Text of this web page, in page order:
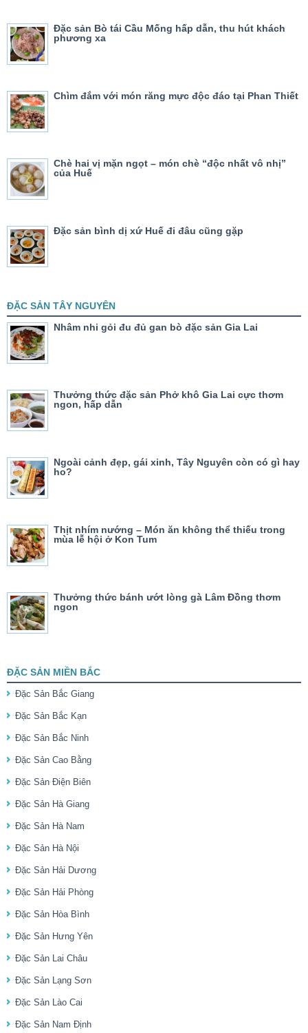
Đặc sản Bò tái Cầu Mống hấp dẫn, thu hút khách
phương xa
Chìm đắm với món răng mực độc đáo tại Phan Thiết
Chè hai vị mặn ngọt – món chè “độc nhất vô nhị”
của Huế
Đặc sản bình dị xứ Huế đi đâu cũng gặp
ĐẶC SẢN TÂY NGUYÊN
Nhâm nhi gỏi đu đủ gan bò đặc sản Gia Lai
Thưởng thức đặc sản Phở khô Gia Lai cực thơm
ngon, hấp dẫn
Ngoài cảnh đẹp, gái xinh, Tây Nguyên còn có gì hay
ho?
Thịt nhím nướng – Món ăn không thể thiếu trong
mùa lễ hội ở Kon Tum
Thưởng thức bánh ướt lòng gà Lâm Đồng thơm
ngon
ĐẶC SẢN MIỀN BẮC
Đặc Sản Bắc Giang
Đặc Sản Bắc Kạn
Đặc Sản Bắc Ninh
Đặc Sản Cao Bằng
Đặc Sản Điện Biên
Đặc Sản Hà Giang
Đặc Sản Hà Nam
Đặc Sản Hà Nội
Đặc Sản Hải Dương
Đặc Sản Hải Phòng
Đặc Sản Hòa Bình
Đặc Sản Hưng Yên
Đặc Sản Lai Châu
Đặc Sản Lạng Sơn
Đặc Sản Lào Cai
Đặc Sản Nam Định